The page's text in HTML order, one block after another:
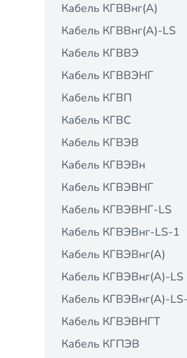
Кабель КГВВнг(А)
Кабель КГВВнг(А)-LS
Кабель КГВВЭ
Кабель КГВВЭНГ
Кабель КГВП
Кабель КГВС
Кабель КГВЭВ
Кабель КГВЭВн
Кабель КГВЭВНГ
Кабель КГВЭВНГ-LS
Кабель КГВЭВнг-LS-1
Кабель КГВЭВнг(А)
Кабель КГВЭВнг(А)-LS
Кабель КГВЭВнг(А)-
Кабель КГВЭВНГТ
Кабель КГПЭВ